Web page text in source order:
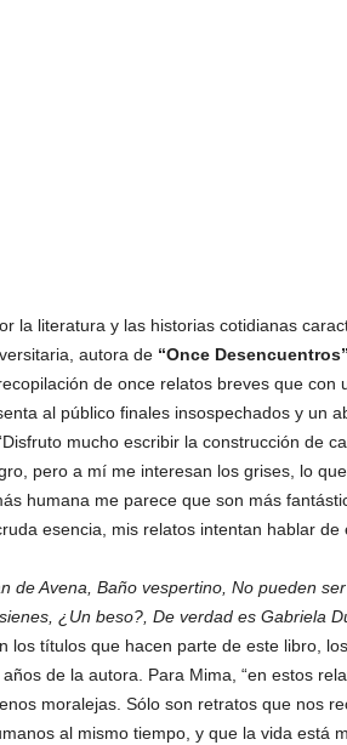
la literatura y las historias cotidianas
autora de “Once
de once relatos breves que con
al público finales insospechados y un
mucho escribir la construcción de
pero a mí me interesan los grises, lo
humana me parece que son más
esencia, mis relatos intentan hablar de
de Avena, Baño vespertino, No pueden
¿Un beso?, De verdad es Gabriela
los títulos que hacen parte de este libro,
de la autora. Para Mima, “en estos
moralejas. Sólo son retratos que nos
al mismo tiempo, y que la vida está